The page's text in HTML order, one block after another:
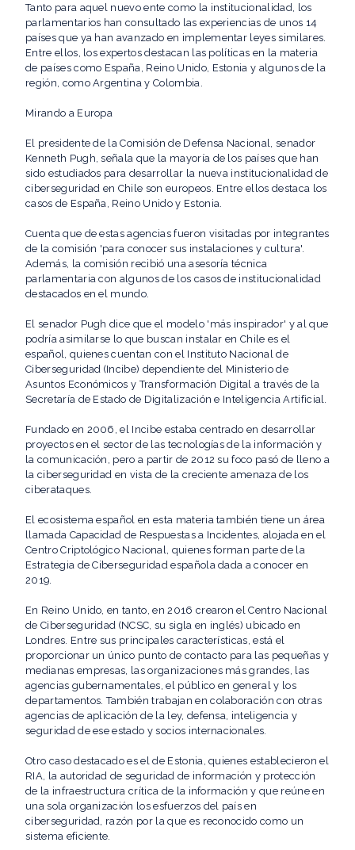
Tanto para aquel nuevo ente como la institucionalidad, los
parlamentarios han consultado las experiencias de unos 14
países que ya han avanzado en implementar leyes similares.
Entre ellos, los expertos destacan las políticas en la materia
de países como España, Reino Unido, Estonia y algunos de la
región, como Argentina y Colombia.
Mirando a Europa
El presidente de la Comisión de Defensa Nacional, senador
Kenneth Pugh, señala que la mayoría de los países que han
sido estudiados para desarrollar la nueva institucionalidad de
ciberseguridad en Chile son europeos. Entre ellos destaca los
casos de España, Reino Unido y Estonia.
Cuenta que de estas agencias fueron visitadas por integrantes
de la comisión 'para conocer sus instalaciones y cultura'.
Además, la comisión recibió una asesoría técnica
parlamentaria con algunos de los casos de institucionalidad
destacados en el mundo.
El senador Pugh dice que el modelo 'más inspirador' y al que
podría asimilarse lo que buscan instalar en Chile es el
español, quienes cuentan con el Instituto Nacional de
Ciberseguridad (Incibe) dependiente del Ministerio de
Asuntos Económicos y Transformación Digital a través de la
Secretaría de Estado de Digitalización e Inteligencia Artificial.
Fundado en 2006, el Incibe estaba centrado en desarrollar
proyectos en el sector de las tecnologías de la información y
la comunicación, pero a partir de 2012 su foco pasó de lleno a
la ciberseguridad en vista de la creciente amenaza de los
ciberataques.
El ecosistema español en esta materia también tiene un área
llamada Capacidad de Respuestas a Incidentes, alojada en el
Centro Criptológico Nacional, quienes forman parte de la
Estrategia de Ciberseguridad española dada a conocer en
2019.
En Reino Unido, en tanto, en 2016 crearon el Centro Nacional
de Ciberseguridad (NCSC, su sigla en inglés) ubicado en
Londres. Entre sus principales características, está el
proporcionar un único punto de contacto para las pequeñas y
medianas empresas, las organizaciones más grandes, las
agencias gubernamentales, el público en general y los
departamentos. También trabajan en colaboración con otras
agencias de aplicación de la ley, defensa, inteligencia y
seguridad de ese estado y socios internacionales.
Otro caso destacado es el de Estonia, quienes establecieron el
RIA, la autoridad de seguridad de información y protección
de la infraestructura crítica de la información y que reúne en
una sola organización los esfuerzos del país en
ciberseguridad, razón por la que es reconocido como un
sistema eficiente.